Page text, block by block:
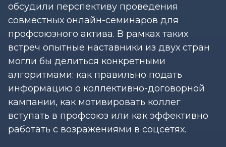
обсудили перспективу проведения
совместных онлайн-семинаров для
профсоюзного актива. В рамках таких
встреч опытные наставники из двух стран
могли бы делиться конкретными
алгоритмами: как правильно подать
информацию о коллективно-договорной
кампании, как мотивировать коллег
вступать в профсоюз или как эффективно
работать с возражениями в соцсетях.